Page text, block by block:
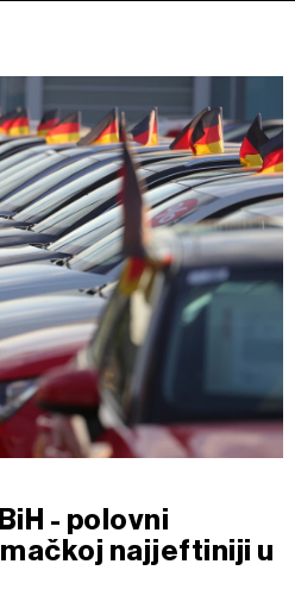
- polovni
najjeftiniji u